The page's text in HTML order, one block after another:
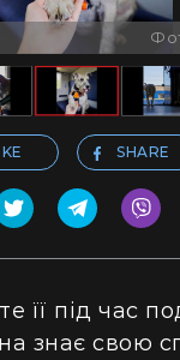
SHARE
її під час
знає свою